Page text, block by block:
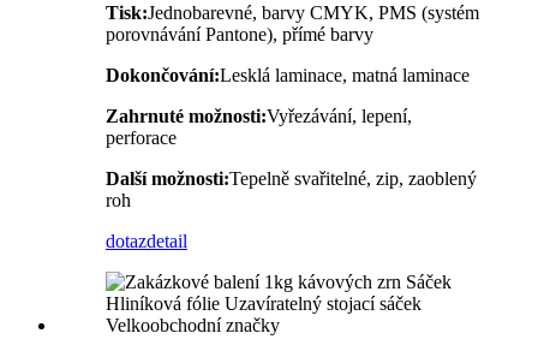
Tisk:Jednobarevné, barvy CMYK, PMS (systém
porovnávání Pantone), přímé barvy
Dokončování:Lesklá laminace, matná laminace
Zahrnuté možnosti:Vyřezávání, lepení,
perforace
Další možnosti:Tepelně svařitelné, zip, zaoblený
roh
dotazdetail